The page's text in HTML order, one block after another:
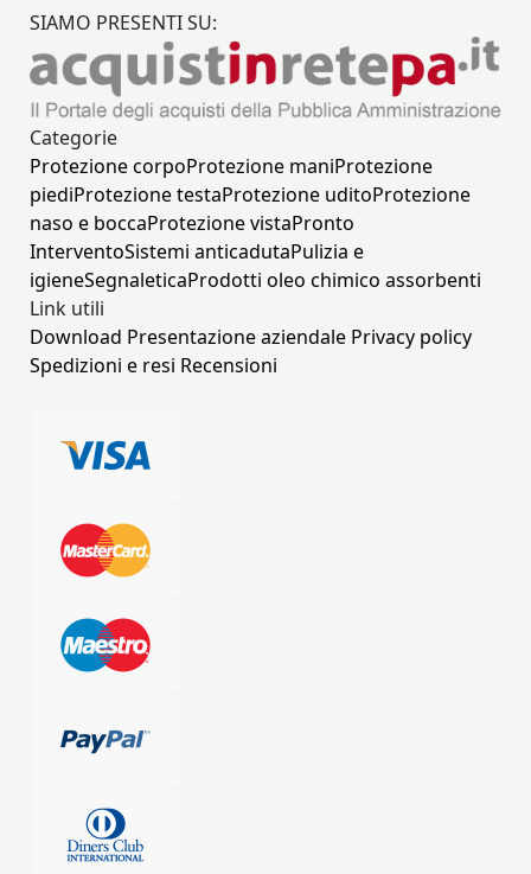
SIAMO PRESENTI SU:
Categorie
Protezione corpoProtezione maniProtezione
piediProtezione testaProtezione uditoProtezione
naso e boccaProtezione vistaPronto
InterventoSistemi anticadutaPulizia e
igieneSegnaleticaProdotti oleo chimico assorbenti
Link utili
Download Presentazione aziendale Privacy policy
Spedizioni e resi Recensioni